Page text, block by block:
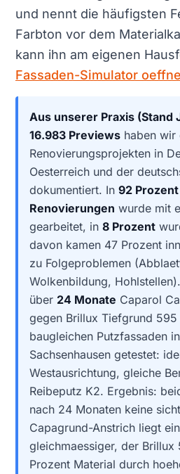
und nennt die häufigsten
Farbton vor dem
kann ihn am eigenen
Fassaden-Simulator
Aus unserer Praxis (Stand
16.983 Previews haben wir
Renovierungsprojekten in
Oesterreich und der
dokumentiert. In 92
Renovierungen wurde mit
gearbeitet, in 8 Prozent
davon kamen 47 Prozent
zu Folgeproblemen
Wolkenbildung,
über 24 Monate Caparol
gegen Brillux Tiefgrund
baugleichen Putzfassaden in
Sachsenhausen getestet:
Westausrichtung, gleiche
Reibeputz K2. Ergebnis:
nach 24 Monaten keine
Capagrund-Anstrich liegt
gleichmaessiger, der Brillux
Prozent Material durch